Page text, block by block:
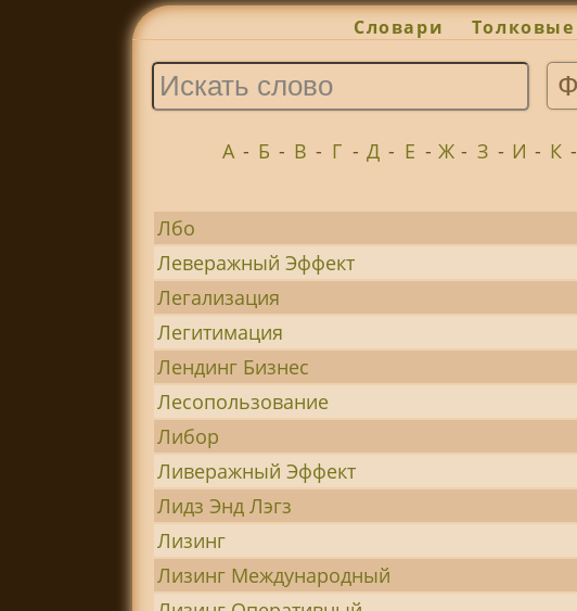
Словари Толковые
А - Б - В - Г - Д - Е - Ж - З - И - К -
Лбо
Леверажный Эффект
Легализация
Легитимация
Лендинг Бизнес
Лесопользование
Либор
Ливеражный Эффект
Лидз Энд Лэгз
Лизинг
Лизинг Международный